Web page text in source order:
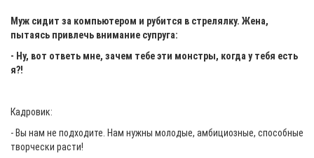
Муж сидит за компьютером и рубится в стрелялку. Жена,
пытаясь привлечь внимание супруга:
- Ну, вот ответь мне, зачем тебе эти монстры, когда у тебя есть
я?!
Кадровик:
- Вы нам не подходите. Нам нужны молодые, амбициозные, способные
творчески расти!